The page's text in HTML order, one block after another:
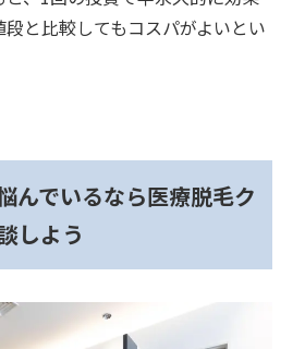
と比較してもコスパがよいとい
んでいるなら医療脱毛ク
しよう